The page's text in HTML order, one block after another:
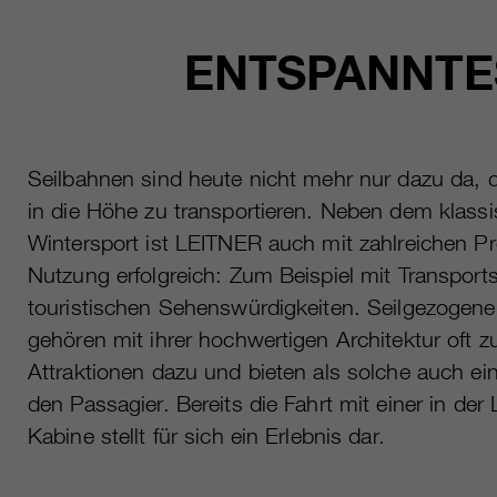
Seilbahnen sind heute nicht mehr nur dazu da,
in die Höhe zu transportieren. Neben dem
Wintersport ist LEITNER auch mit zahlreichen
Nutzung erfolgreich: Zum Beispiel mit
touristischen Sehenswürdigkeiten.
gehören mit ihrer hochwertigen Architektur oft
Attraktionen dazu und bieten als solche auch
den Passagier. Bereits die Fahrt mit einer in der
Kabine stellt für sich ein Erlebnis dar.